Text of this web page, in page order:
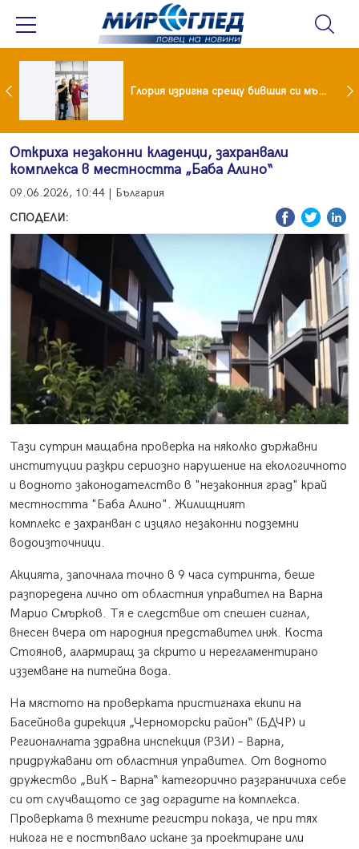
Мария и майка си построиха къща от 8000 стъклени бутилки Глория изригна срещу бившия си мъж: Беше със 120-килограмова жена! Искаше бърза печалба...
Откриха незаконни кладенци, захранвали
комплекса в местността „Баба Алино“
09.06.2026, 10:44 | България
СПОДЕЛИ:
Тази сутрин мащабна проверка на няколко държавни
институции разкри сериозно нарушение на екологичното
и водното законодателство в "незаконния град" край
местността "Баба Алино". Жилищният
комплекс е захранван с изцяло незаконни подземни
водоизточници.
Акцията, започнала точно в 9 часа сутринта, беше
разпоредена лично от областния управител на Варна
Марио Смърков. Тя е следствие от спешен сигнал,
внесен вчера от народния представител инж. Коста
Стоянов, алармиращ за скрито и нерегламентирано
изземване на питейна вода.
На мястото на проверката пристигнаха екипи на
Басейнова дирекция „Черноморски район“ (БДЧР) и
Регионалната здравна инспекция (РЗИ) – Варна,
придружавани от областния управител. От водното
дружество „ВиК – Варна“ категорично разграничиха себе
си от случващото се зад оградите на комплекса.
Проверката в техните регистри показа, че при тях
никога не е постъпвало искане за проектиране или